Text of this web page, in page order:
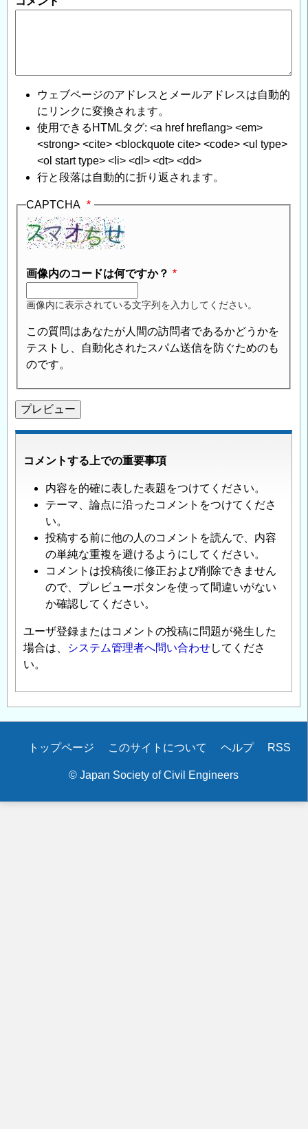
ウェブページのアドレスとメールアドレスは自動的
にリンクに変換されます。
使用できるHTMLタグ: <a href hreflang> <em>
<strong> <cite> <blockquote cite> <code> <ul type>
<ol start type> <li> <dl> <dt> <dd>
行と段落は自動的に折り返されます。
CAPTCHA
画像内のコードは何ですか？
画像内に表示されている文字列を入力してください。
この質問はあなたが人間の訪問者であるかどうかを
テストし、自動化されたスパム送信を防ぐためのも
のです。
コメントする上での重要事項
内容を的確に表した表題をつけてください。
テーマ、論点に沿ったコメントをつけてくださ
い。
投稿する前に他の人のコメントを読んで、内容
の単純な重複を避けるようにしてください。
コメントは投稿後に修正および削除できません
ので、プレビューボタンを使って間違いがない
か確認してください。
ユーザ登録またはコメントの投稿に問題が発生した
場合は、
システム管理者へ問い合わせしてくださ
い。
Secondary
トップページ このサイトについて ヘルプ RSS
© Japan Society of Civil Engineers